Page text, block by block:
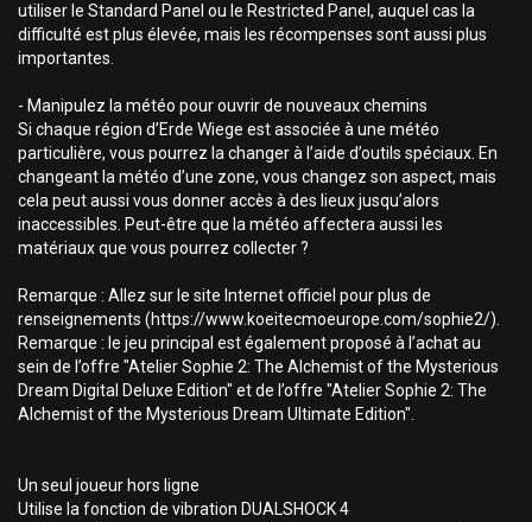
utiliser le Standard Panel ou le Restricted Panel, auquel cas la
difficulté est plus élevée, mais les récompenses sont aussi plus
importantes.
- Manipulez la météo pour ouvrir de nouveaux chemins
Si chaque région d’Erde Wiege est associée à une météo
particulière, vous pourrez la changer à l’aide d’outils spéciaux. En
changeant la météo d’une zone, vous changez son aspect, mais
cela peut aussi vous donner accès à des lieux jusqu’alors
inaccessibles. Peut-être que la météo affectera aussi les
matériaux que vous pourrez collecter ?
Remarque : Allez sur le site Internet officiel pour plus de
renseignements (https://www.koeitecmoeurope.com/sophie2/).
Remarque : le jeu principal est également proposé à l’achat au
sein de l’offre "Atelier Sophie 2: The Alchemist of the Mysterious
Dream Digital Deluxe Edition" et de l’offre "Atelier Sophie 2: The
Alchemist of the Mysterious Dream Ultimate Edition".
Un seul joueur hors ligne
Utilise la fonction de vibration DUALSHOCK 4